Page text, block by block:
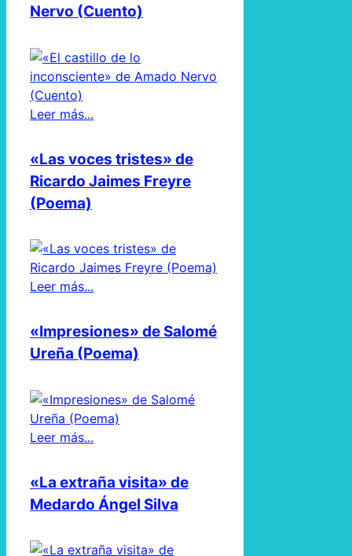
Nervo (Cuento)
Leer más...
«Las voces tristes» de
Ricardo Jaimes Freyre
(Poema)
Leer más...
«Impresiones» de Salomé
Ureña (Poema)
Leer más...
«La extraña visita» de
Medardo Ángel Silva